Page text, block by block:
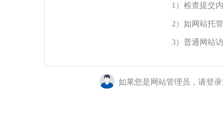
1）检查提交
2）如网站托
3）普通网站
如果您是网站管理员，请登